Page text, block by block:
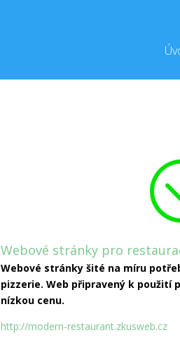
Webové stránky pro
Webové stránky šité na míru
pizzerie. Web připravený k
nízkou cenu.
http://modern-restaurant.zkusweb.cz